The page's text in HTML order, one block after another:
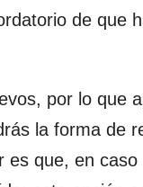
de que
por lo que
la forma de
que, en